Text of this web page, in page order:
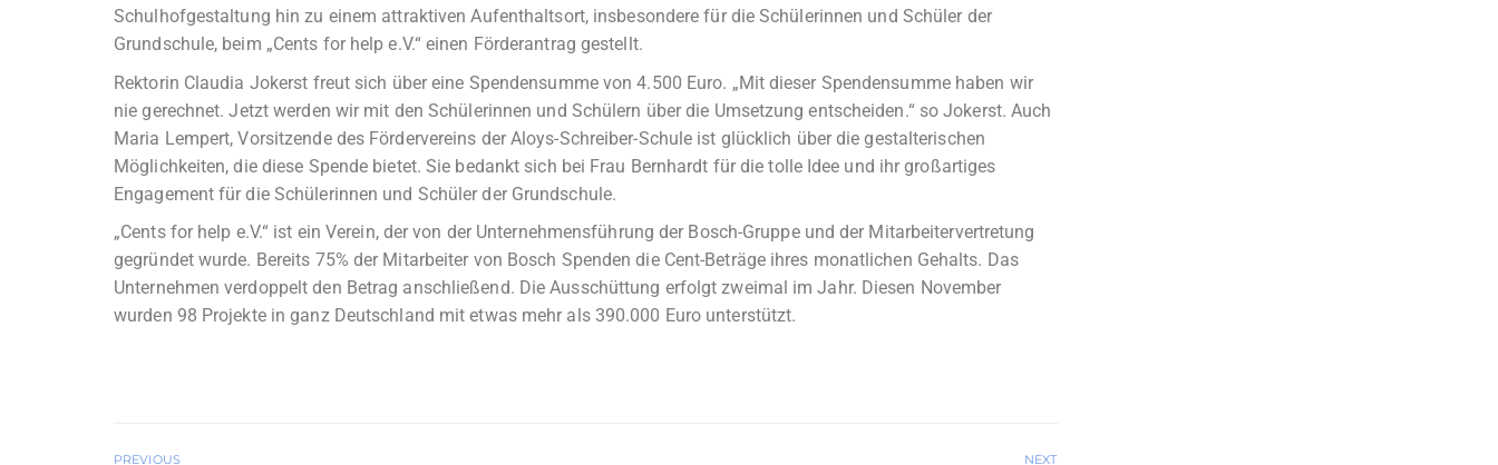
Schulhofgestaltung hin zu einem attraktiven Aufenthaltsort, insbesondere für die Schülerinnen und Schüler der
Grundschule, beim „Cents for help e.V.“ einen Förderantrag gestellt.
Rektorin Claudia Jokerst freut sich über eine Spendensumme von 4.500 Euro. „Mit dieser Spendensumme haben wir
nie gerechnet. Jetzt werden wir mit den Schülerinnen und Schülern über die Umsetzung entscheiden.“ so Jokerst. Auch
Maria Lempert, Vorsitzende des Fördervereins der Aloys-Schreiber-Schule ist glücklich über die gestalterischen
Möglichkeiten, die diese Spende bietet. Sie bedankt sich bei Frau Bernhardt für die tolle Idee und ihr großartiges
Engagement für die Schülerinnen und Schüler der Grundschule.
„Cents for help e.V.“ ist ein Verein, der von der Unternehmensführung der Bosch-Gruppe und der Mitarbeitervertretung
gegründet wurde. Bereits 75% der Mitarbeiter von Bosch Spenden die Cent-Beträge ihres monatlichen Gehalts. Das
Unternehmen verdoppelt den Betrag anschließend. Die Ausschüttung erfolgt zweimal im Jahr. Diesen November
wurden 98 Projekte in ganz Deutschland mit etwas mehr als 390.000 Euro unterstützt.
PREVIOUS NEXT